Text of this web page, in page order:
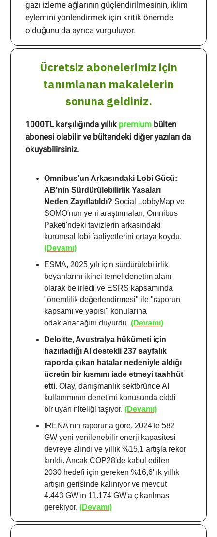
gazı izleme ağlarının güçlendirilmesinin, iklim
eylemini yönlendirmek için kritik önemde
olduğunu da ayrıca vurguluyor.
Ücretsiz abonelerimiz için
tanımlanan makalelerin
sonuna geldiniz.
1000TL karşılığında yıllık premium bülten
abonesi olabilir ve bültendeki diğer yazıları da
okuyabilirsiniz.
Omnibus'un Arkasındaki Lobi Gücü:
AB'nin Sürdürülebilirlik Yasaları
Neden Zayıflatıldı? Social LobbyMap ve
SOMO'nun yeni araştırmaları, Omnibus
Paketi'ndeki tavizlerin arkasındaki
kurumsal lobi faaliyetlerini ortaya koydu.
(Devamı)
ESMA, 2025 yılı için sürdürülebilirlik
beyanlarını ikinci temel denetim alanı
olarak belirledi ve ESRS kapsamında
"önemlilik değerlendirmesi" ile "raporun
kapsamı ve yapısı" konularına
odaklanacağını duyurdu. (Devamı)
Deloitte, Avustralya hükümeti için
hazırladığı AI destekli 237 sayfalık
raporda çıkan hatalar nedeniyle aldığı
ücretin bir kısmını iade etmeyi taahhüt
etti. Olay, danışmanlık sektöründe AI
kullanımının denetimi konusunda ciddi
bir uyarı niteliği taşıyor. (Devamı)
IRENA'nın raporuna göre, 2024'te 582
GW yeni yenilenebilir enerji kapasitesi
devreye alındı ve yıllık %15,1 artışla rekor
kırıldı. Ancak COP28'de kabul edilen
2030 hedefi için gereken %16,6'lık yıllık
artışın gerisinde kalınıyor ve mevcut
4.443 GW'ın 11.174 GW'a çıkarılması
gerekiyor. (Devamı)